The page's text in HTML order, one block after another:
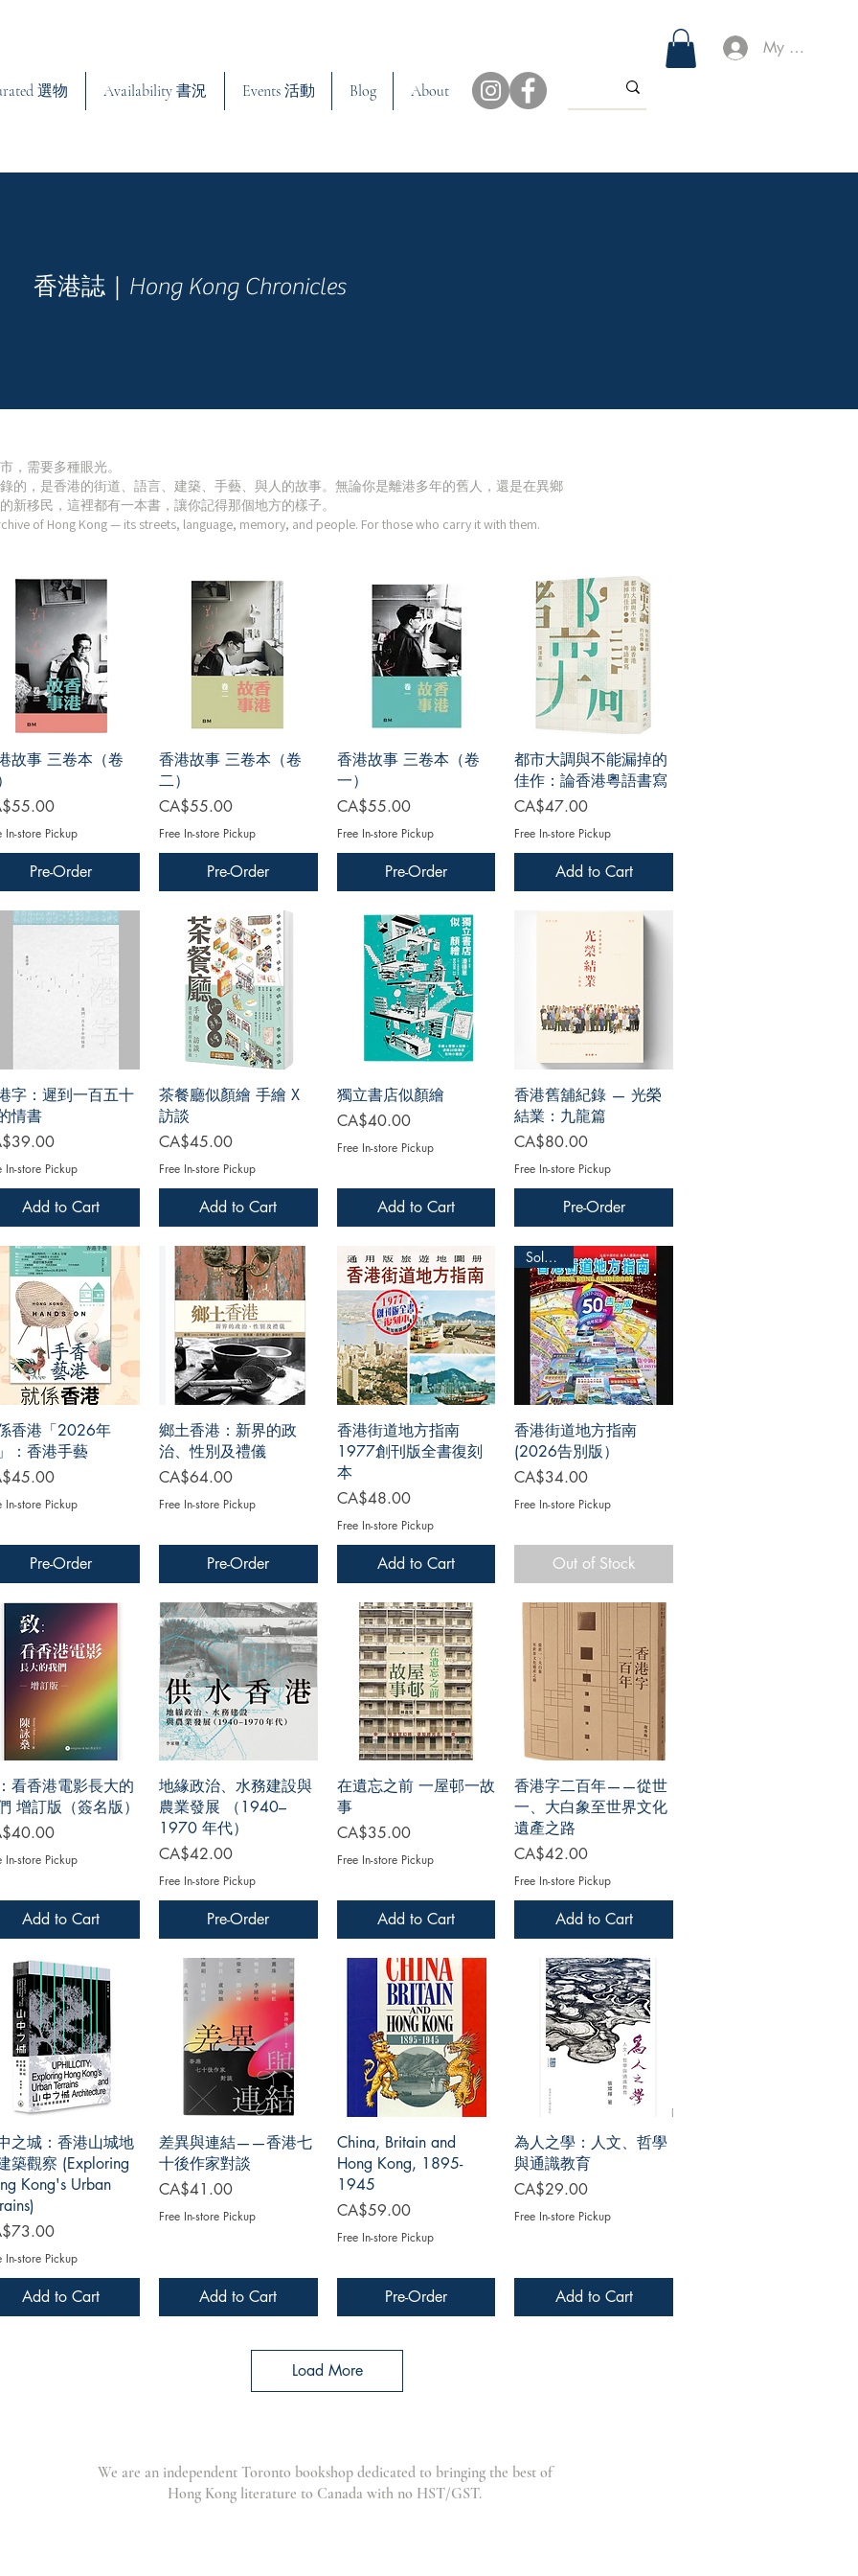
選物 Availability 書況 Events 活動 Blog About
My Account
親子與童書｜Children & Parenting
香港誌｜Hong Kong Chronicles
，需要多種眼光。
的，是香港的街道、語言、建築、手藝、與人的故事。無論你是離港多年的舊人，還是在異鄉
新移民，這裡都有一本書，讓你記得那個地方的樣子。
of Hong Kong — its streets, language, memory, and people. For those who carry it with them.
故事 三卷本（卷
In-store Pickup
Pre-Order
香港故事 三卷本（卷
二）
Price
CA$55.00
Free In-store Pickup
Pre-Order
香港故事 三卷本（卷
一）
Price
CA$55.00
Free In-store Pickup
Pre-Order
都市大調與不能漏掉的
佳作：論香港粵語書寫
Price
CA$47.00
Free In-store Pickup
Add to Cart
字：遲到一百五十
情書
In-store Pickup
Add to Cart
茶餐廳似顏繪 手繪 X
訪談
Price
CA$45.00
Free In-store Pickup
Add to Cart
獨立書店似顏繪
Price
CA$40.00
Free In-store Pickup
Add to Cart
香港舊舖紀錄 — 光榮
結業：九龍篇
Price
CA$80.00
Free In-store Pickup
Pre-Order
香港「2026年
：香港手藝
In-store Pickup
Pre-Order
鄉土香港：新界的政
治、性別及禮儀
Price
CA$64.00
Free In-store Pickup
Pre-Order
香港街道地方指南
1977創刊版全書復刻
本
Price
CA$48.00
Free In-store Pickup
Add to Cart
Sold Out
香港街道地方指南
(2026告別版）
Price
CA$34.00
Free In-store Pickup
Out of Stock
看香港電影長大的
增訂版（簽名版）
In-store Pickup
Add to Cart
地緣政治、水務建設與
農業發展 （1940–
1970 年代）
Price
CA$42.00
Free In-store Pickup
Pre-Order
在遺忘之前 一屋邨一故
事
Price
CA$35.00
Free In-store Pickup
Add to Cart
香港字二百年——從世
一、大白象至世界文化
遺產之路
Price
CA$42.00
Free In-store Pickup
Add to Cart
之城：香港山城地
築觀察 (Exploring
Kong's Urban
In-store Pickup
Add to Cart
差異與連結——香港七
十後作家對談
Price
CA$41.00
Free In-store Pickup
Add to Cart
China, Britain and
Hong Kong, 1895-
1945
Price
CA$59.00
Free In-store Pickup
Pre-Order
為人之學：人文、哲學
與通識教育
Price
CA$29.00
Free In-store Pickup
Add to Cart
Load More
We are an independent Toronto bookshop dedicated to bringing the best of
Hong Kong literature to Canada with no HST/GST.